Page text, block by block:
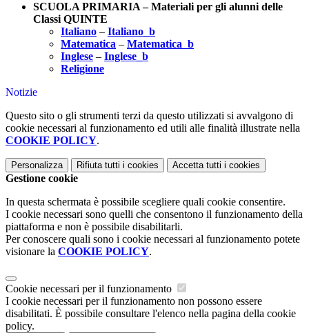
SCUOLA PRIMARIA – Materiali per gli alunni delle
Classi QUINTE
Italiano – Italiano_b
Matematica – Matematica_b
Inglese – Inglese_b
Religione
Notizie
Questo sito o gli strumenti terzi da questo utilizzati si avvalgono di
cookie necessari al funzionamento ed utili alle finalità illustrate nella
COOKIE POLICY.
Personalizza Rifiuta tutti i cookies Accetta tutti i cookies
Gestione cookie
In questa schermata è possibile scegliere quali cookie consentire.
I cookie necessari sono quelli che consentono il funzionamento della
piattaforma e non è possibile disabilitarli.
Per conoscere quali sono i cookie necessari al funzionamento potete
visionare la COOKIE POLICY.
Cookie necessari per il funzionamento
I cookie necessari per il funzionamento non possono essere
disabilitati. È possibile consultare l'elenco nella pagina della cookie
policy.